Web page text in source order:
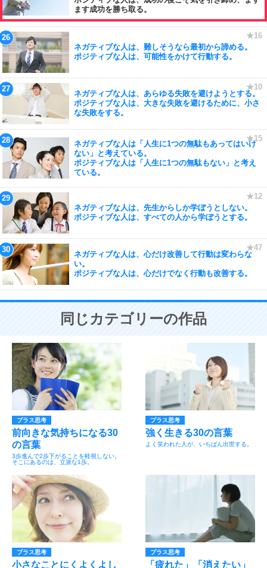
ます成功を勝ち取る。
ネガティブな人は、難しそうなら最初から諦める。
ポジティブな人は、可能性をかけて行動する。
ネガティブな人は、あらゆる失敗を避けようとする。
ポジティブな人は、大きな失敗を避けるために、小さ
な失敗をする。
ネガティブな人は「人生に1つの無駄もあってはいけ
ない」と考えている。
ポジティブな人は「人生に1つの無駄もない」と考え
ている。
ネガティブな人は、先生からしか学ぼうとしない。
ポジティブな人は、すべての人から学ぼうとする。
ネガティブな人は、心だけ改善して行動は変わらな
い。
ポジティブな人は、心だけでなく行動も改善する。
同じカテゴリーの作品
プラス思考
前向きな気持ちになる30
の言葉
3歩進んで2歩下がることを軽視しない。
そこにあるのは、立派な1歩。
プラス思考
強く生きる30の言葉
よく笑われた人が、いちばん出世する。
プラス思考
小さなことにくよくよし
プラス思考
「疲れた」「消えたい」